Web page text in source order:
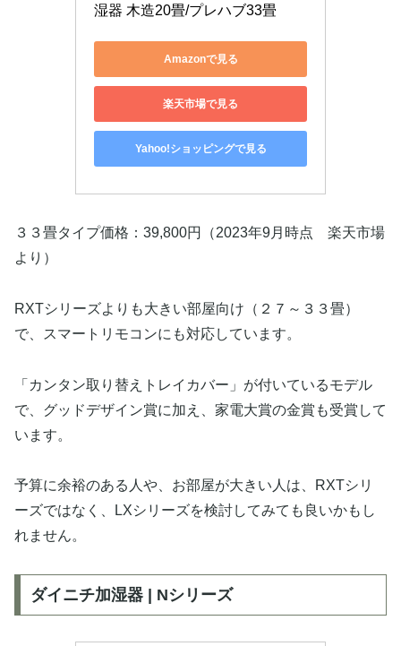
湿器 木造20畳/プレハブ33畳
Amazonで見る
楽天市場で見る
Yahoo!ショッピングで見る
３３畳タイプ価格：39,800円（2023年9月時点 楽天市場
より）
RXTシリーズよりも大きい部屋向け（２７～３３畳）
で、スマートリモコンにも対応しています。
「カンタン取り替えトレイカバー」が付いているモデル
で、グッドデザイン賞に加え、家電大賞の金賞も受賞して
います。
予算に余裕のある人や、お部屋が大きい人は、RXTシリ
ーズではなく、LXシリーズを検討してみても良いかもし
れません。
ダイニチ加湿器 | Nシリーズ